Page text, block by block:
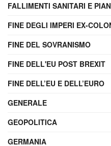
FALLIMENTI SANITARI E
FINE DEGLI IMPERI EX-
FINE DEL SOVRANISMO
FINE DELL'EU POST BREXIT
FINE DELL’EU E DELL’EURO
GENERALE
GEOPOLITICA
GERMANIA